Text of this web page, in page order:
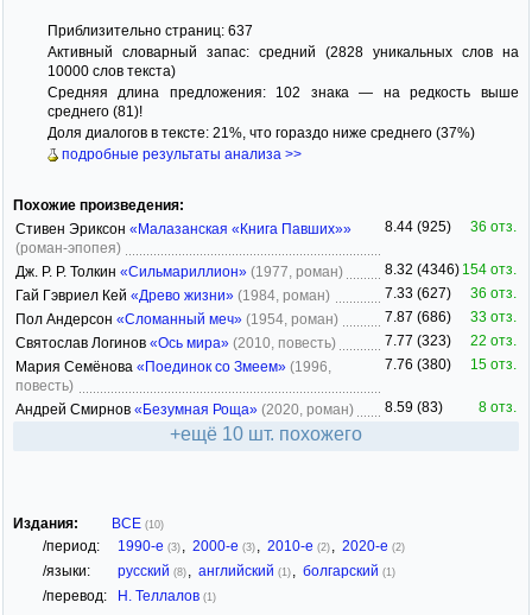
Приблизительно страниц: 637
Активный словарный запас: средний (2828 уникальных слов на
10000 слов текста)
Средняя длина предложения: 102 знака — на редкость выше
среднего (81)!
Доля диалогов в тексте: 21%, что гораздо ниже среднего (37%)
подробные результаты анализа >>
Похожие произведения:
Стивен Эриксон «Малазанская «Книга Павших»»
(роман-эпопея)
8.44 (925) 36 отз.
Дж. Р. Р. Толкин «Сильмариллион» (1977, роман) 8.32 (4346) 154 отз.
Гай Гэвриел Кей «Древо жизни» (1984, роман) 7.33 (627)
36 отз.
Пол Андерсон «Сломанный меч» (1954, роман) 7.87 (686)
33 отз.
Святослав Логинов «Ось мира» (2010, повесть) 7.77 (323)
22 отз.
Мария Семёнова «Поединок со Змеем» (1996,
повесть)
7.76 (380) 15 отз.
Андрей Смирнов «Безумная Роща» (2020, роман) 8.59 (83) 8 отз.
+ещё 10 шт. похожего
Издания: ВСЕ (10)
/период: 1990-е (3) , 2000-е (3) , 2010-е (2) , 2020-е (2)
/языки: русский (8) , английский (1) , болгарский (1)
/перевод: Н. Теллалов (1)